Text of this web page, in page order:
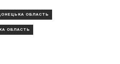
ОБЛАСТЬ
ОБЛАСТЬ